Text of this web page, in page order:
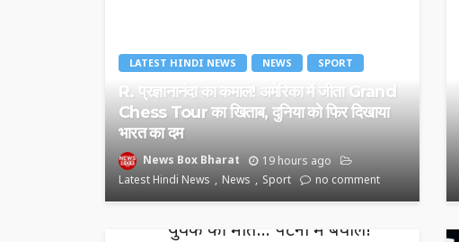
LATEST HINDI NEWS NEWS SPORT
R. प्रज्ञानानंदा का कमाल! अमेरिका में जीता Grand
Chess Tour का खिताब, दुनिया को फिर दिखाया
भारत का दम
News Box Bharat
19 hours ago
Latest Hindi News
News Sport no comment